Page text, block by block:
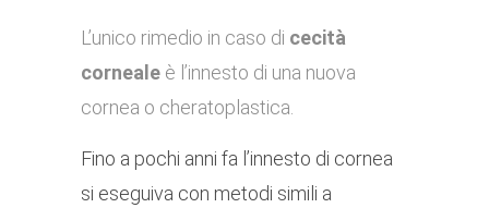
L’unico rimedio in caso di cecità
corneale è l’innesto di una nuova
cornea o cheratoplastica.
Fino a pochi anni fa l’innesto di cornea
si eseguiva con metodi simili a